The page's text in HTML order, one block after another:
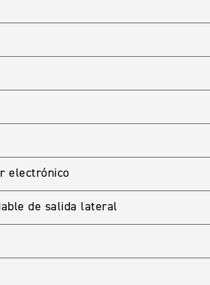
electrónico
de salida lateral